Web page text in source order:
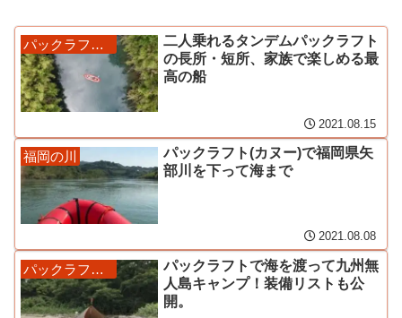
パックラフトと道具
二人乗れるタンデムパックラフト
の長所・短所、家族で楽しめる最
高の船
2021.08.15
福岡の川
パックラフト(カヌー)で福岡県矢
部川を下って海まで
2021.08.08
パックラフトと道具
パックラフトで海を渡って九州無
人島キャンプ！装備リストも公
開。